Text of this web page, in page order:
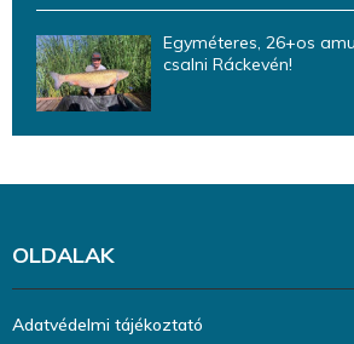
Egyméteres, 26+os
csalni Ráckevén!
OLDALAK
Adatvédelmi tájékoztató